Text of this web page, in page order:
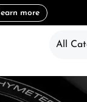
learn more
All